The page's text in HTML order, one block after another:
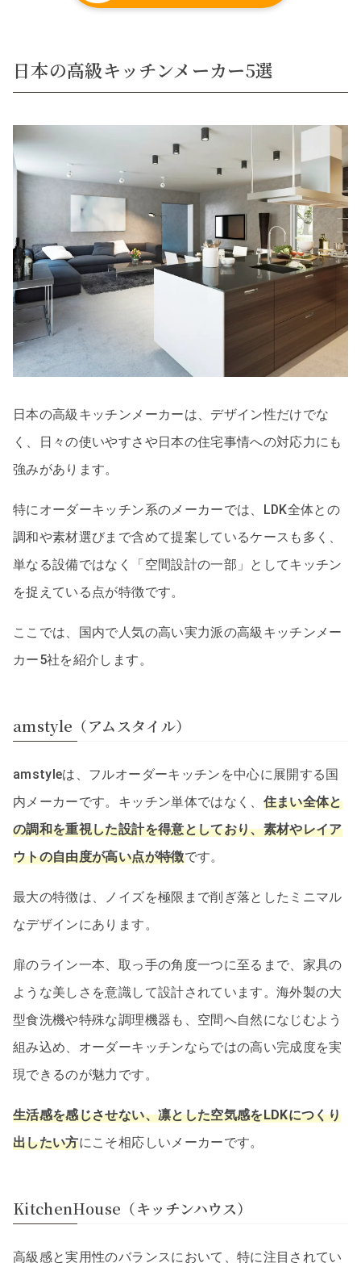
日本の高級キッチンメーカー5選
日本の高級キッチンメーカーは、デザイン性だけでな
く、日々の使いやすさや日本の住宅事情への対応力にも
強みがあります。
特にオーダーキッチン系のメーカーでは、LDK全体との
調和や素材選びまで含めて提案しているケースも多く、
単なる設備ではなく「空間設計の一部」としてキッチン
を捉えている点が特徴です。
ここでは、国内で人気の高い実力派の高級キッチンメー
カー5社を紹介します。
amstyle（アムスタイル）
amstyleは、フルオーダーキッチンを中心に展開する国
内メーカーです。キッチン単体ではなく、 住まい全体と
の調和を重視した設計を得意としており、素材やレイア
ウトの自由度が高い点が特徴です。
最大の特徴は、ノイズを極限まで削ぎ落としたミニマル
なデザインにあります。
扉のライン一本、取っ手の角度一つに至るまで、家具の
ような美しさを意識して設計されています。海外製の大
型食洗機や特殊な調理機器も、空間へ自然になじむよう
組み込め、オーダーキッチンならではの高い完成度を実
現できるのが魅力です。
生活感を感じさせない、凛とした空気感をLDKにつくり
出したい方にこそ相応しいメーカーです。
KitchenHouse（キッチンハウス）
高級感と実用性のバランスにおいて、特に注目されてい